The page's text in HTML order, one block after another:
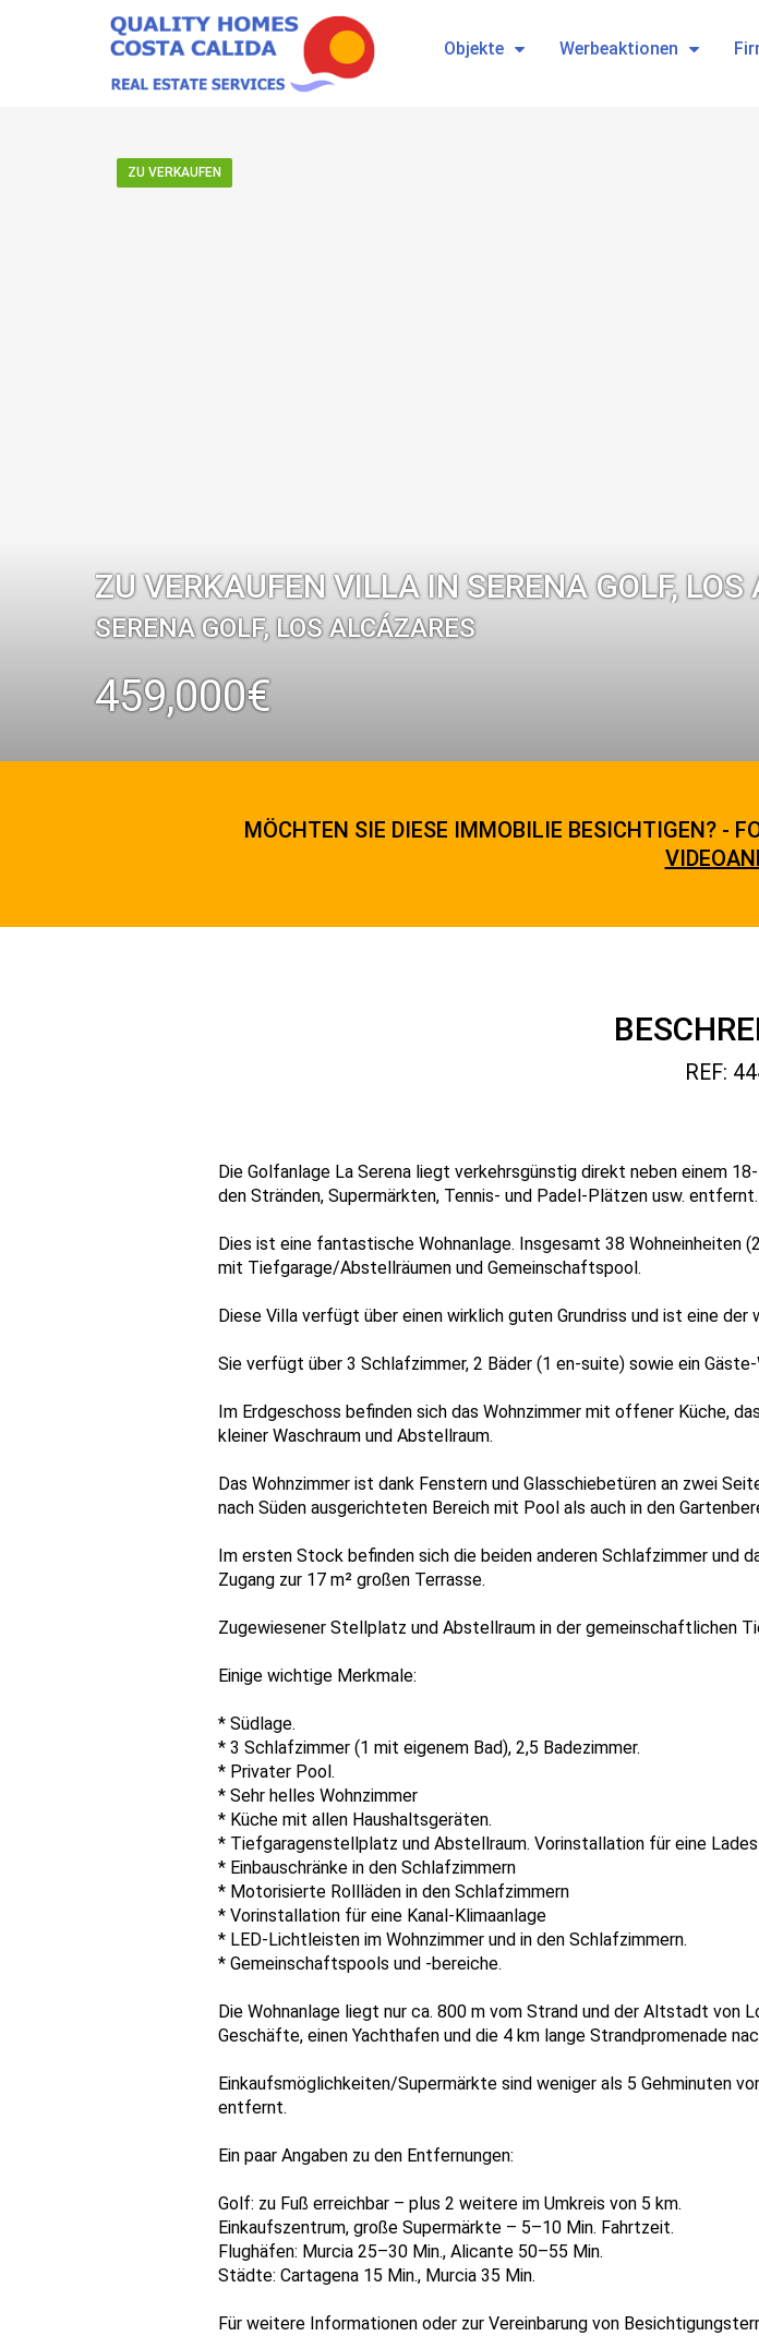
Objekte Werbeaktionen
ZU VERKAUFEN
ZU VERKAUFEN VILLA IN SERENA GOLF,
SERENA GOLF, LOS ALCÁZARES
459,000€
MÖCHTEN SIE DIESE IMMOBILIE BESICHTIGEN? -
REF:
Die Golfanlage La Serena liegt verkehrsgünstig direkt neben einem
den Stränden, Supermärkten, Tennis- und Padel-Plätzen usw. entfernt.
Dies ist eine fantastische Wohnanlage. Insgesamt 38 Wohneinheiten
mit Tiefgarage/Abstellräumen und Gemeinschaftspool.
Diese Villa verfügt über einen wirklich guten Grundriss und ist eine
Sie verfügt über 3 Schlafzimmer, 2 Bäder (1 en-suite) sowie ein Gäste-
Im Erdgeschoss befinden sich das Wohnzimmer mit offener Küche,
kleiner Waschraum und Abstellraum.
Das Wohnzimmer ist dank Fenstern und Glasschiebetüren an zwei
nach Süden ausgerichteten Bereich mit Pool als auch in den
Im ersten Stock befinden sich die beiden anderen Schlafzimmer und
Zugang zur 17 m² großen Terrasse.
Zugewiesener Stellplatz und Abstellraum in der gemeinschaftlichen
Einige wichtige Merkmale:
* Südlage.
* 3 Schlafzimmer (1 mit eigenem Bad), 2,5 Badezimmer.
* Privater Pool.
* Sehr helles Wohnzimmer
* Küche mit allen Haushaltsgeräten.
* Tiefgaragenstellplatz und Abstellraum. Vorinstallation für eine
* Einbauschränke in den Schlafzimmern
* Motorisierte Rollläden in den Schlafzimmern
* Vorinstallation für eine Kanal-Klimaanlage
* LED-Lichtleisten im Wohnzimmer und in den Schlafzimmern.
* Gemeinschaftspools und -bereiche.
Die Wohnanlage liegt nur ca. 800 m vom Strand und der Altstadt von
Geschäfte, einen Yachthafen und die 4 km lange Strandpromenade
Einkaufsmöglichkeiten/Supermärkte sind weniger als 5 Gehminuten
entfernt.
Ein paar Angaben zu den Entfernungen:
Golf: zu Fuß erreichbar – plus 2 weitere im Umkreis von 5 km.
Einkaufszentrum, große Supermärkte – 5–10 Min. Fahrtzeit.
Flughäfen: Murcia 25–30 Min., Alicante 50–55 Min.
Städte: Cartagena 15 Min., Murcia 35 Min.
Für weitere Informationen oder zur Vereinbarung von